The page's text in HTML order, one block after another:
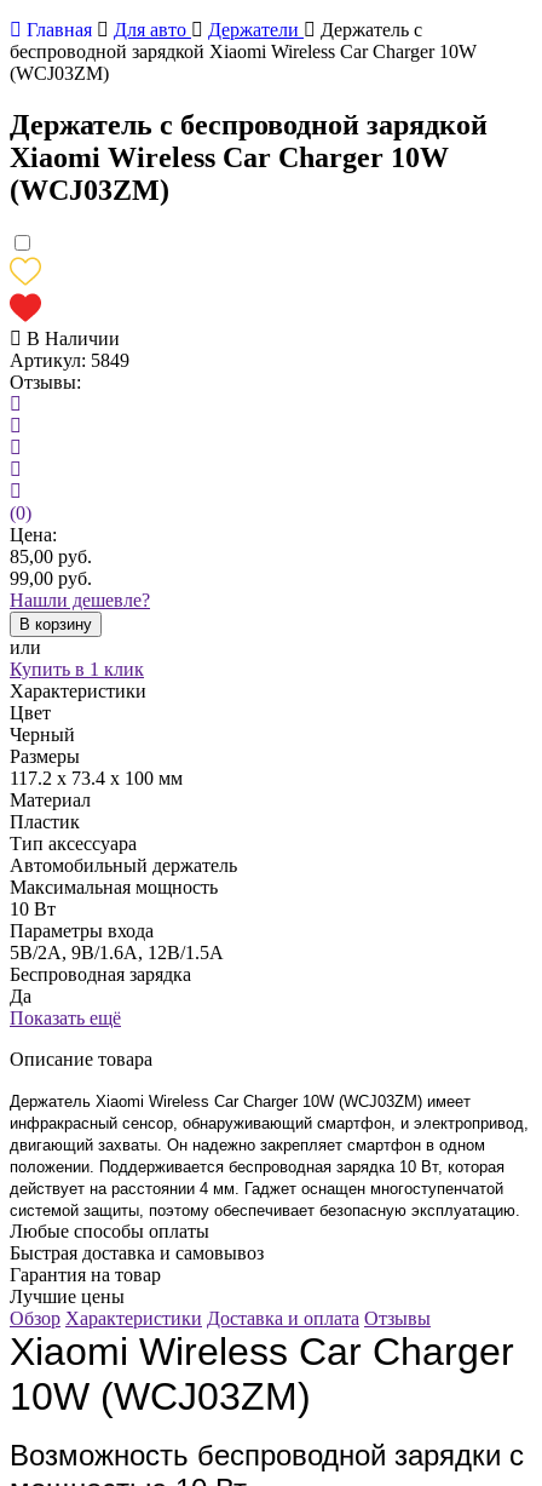
Главная
Для авто Держатели
Держатель с
беспроводной зарядкой Xiaomi Wireless Car Charger 10W
(WCJ03ZM)
Держатель с беспроводной зарядкой
Xiaomi Wireless Car Charger 10W
(WCJ03ZM)
В Наличии
Артикул: 5849
Отзывы:
(0)
Цена:
85,00 руб.
99,00 руб.
Нашли дешевле?
В корзину
или
Купить в 1 клик
Характеристики
Цвет
Черный
Размеры
117.2 x 73.4 x 100 мм
Материал
Пластик
Тип аксессуара
Автомобильный держатель
Максимальная мощность
10 Вт
Параметры входа
5В/2A, 9В/1.6A, 12В/1.5A
Беспроводная зарядка
Да
Показать ещё
Описание товара
Держатель Xiaomi Wireless Car Charger 10W (WCJ03ZM) имеет
инфракрасный сенсор, обнаруживающий смартфон, и электропривод,
двигающий захваты. Он надежно закрепляет смартфон в одном
положении. Поддерживается беспроводная зарядка 10 Вт, которая
действует на расстоянии 4 мм. Гаджет оснащен многоступенчатой
системой защиты, поэтому обеспечивает безопасную эксплуатацию.
Любые способы оплаты
Быстрая доставка и самовывоз
Гарантия на товар
Лучшие цены
Обзор Характеристики Доставка и оплата Отзывы
Xiaomi Wireless Car Charger
10W (WCJ03ZM)
Возможность беспроводной зарядки с